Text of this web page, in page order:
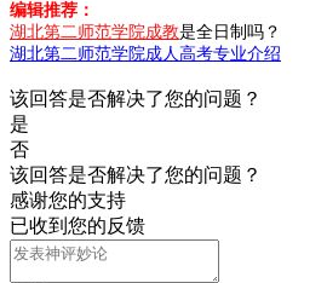
编辑推荐：
湖北第二师范学院成教是全日制吗？
湖北第二师范学院成人高考专业介绍
该回答是否解决了您的问题？
是
否
该回答是否解决了您的问题？
感谢您的支持
已收到您的反馈